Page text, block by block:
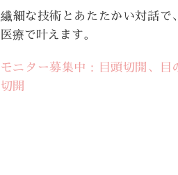
繊細な技術とあたたかい対話
医療で叶えます。
モニター募集中：目頭切開、
切開